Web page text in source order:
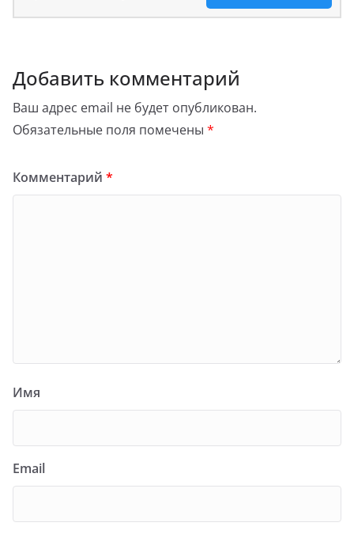
Добавить комментарий
Ваш адрес email не будет опубликован.
Обязательные поля помечены *
Комментарий *
Имя
Email